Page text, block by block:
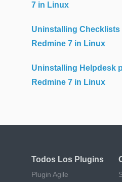
7 in Linux
Uninstalling
Redmine 7 in Linux
Uninstalling Helpdesk
Redmine 7 in Linux
Todos Los Plugins
Plugin Agile